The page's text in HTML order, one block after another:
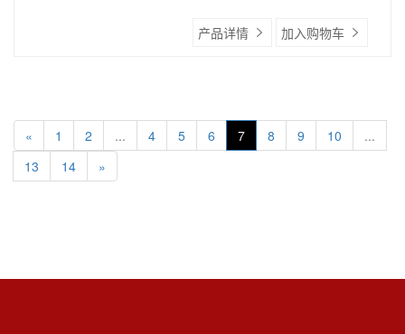
产品详情 加入购物车
« 1 2 ... 4 5 6 7 8 9 10
...
13
14 »